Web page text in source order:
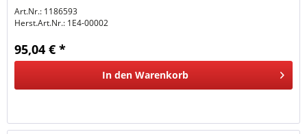
Art.Nr.: 1186593
Herst.Art.Nr.: 1E4-00002
95,04 € *
In den Warenkorb